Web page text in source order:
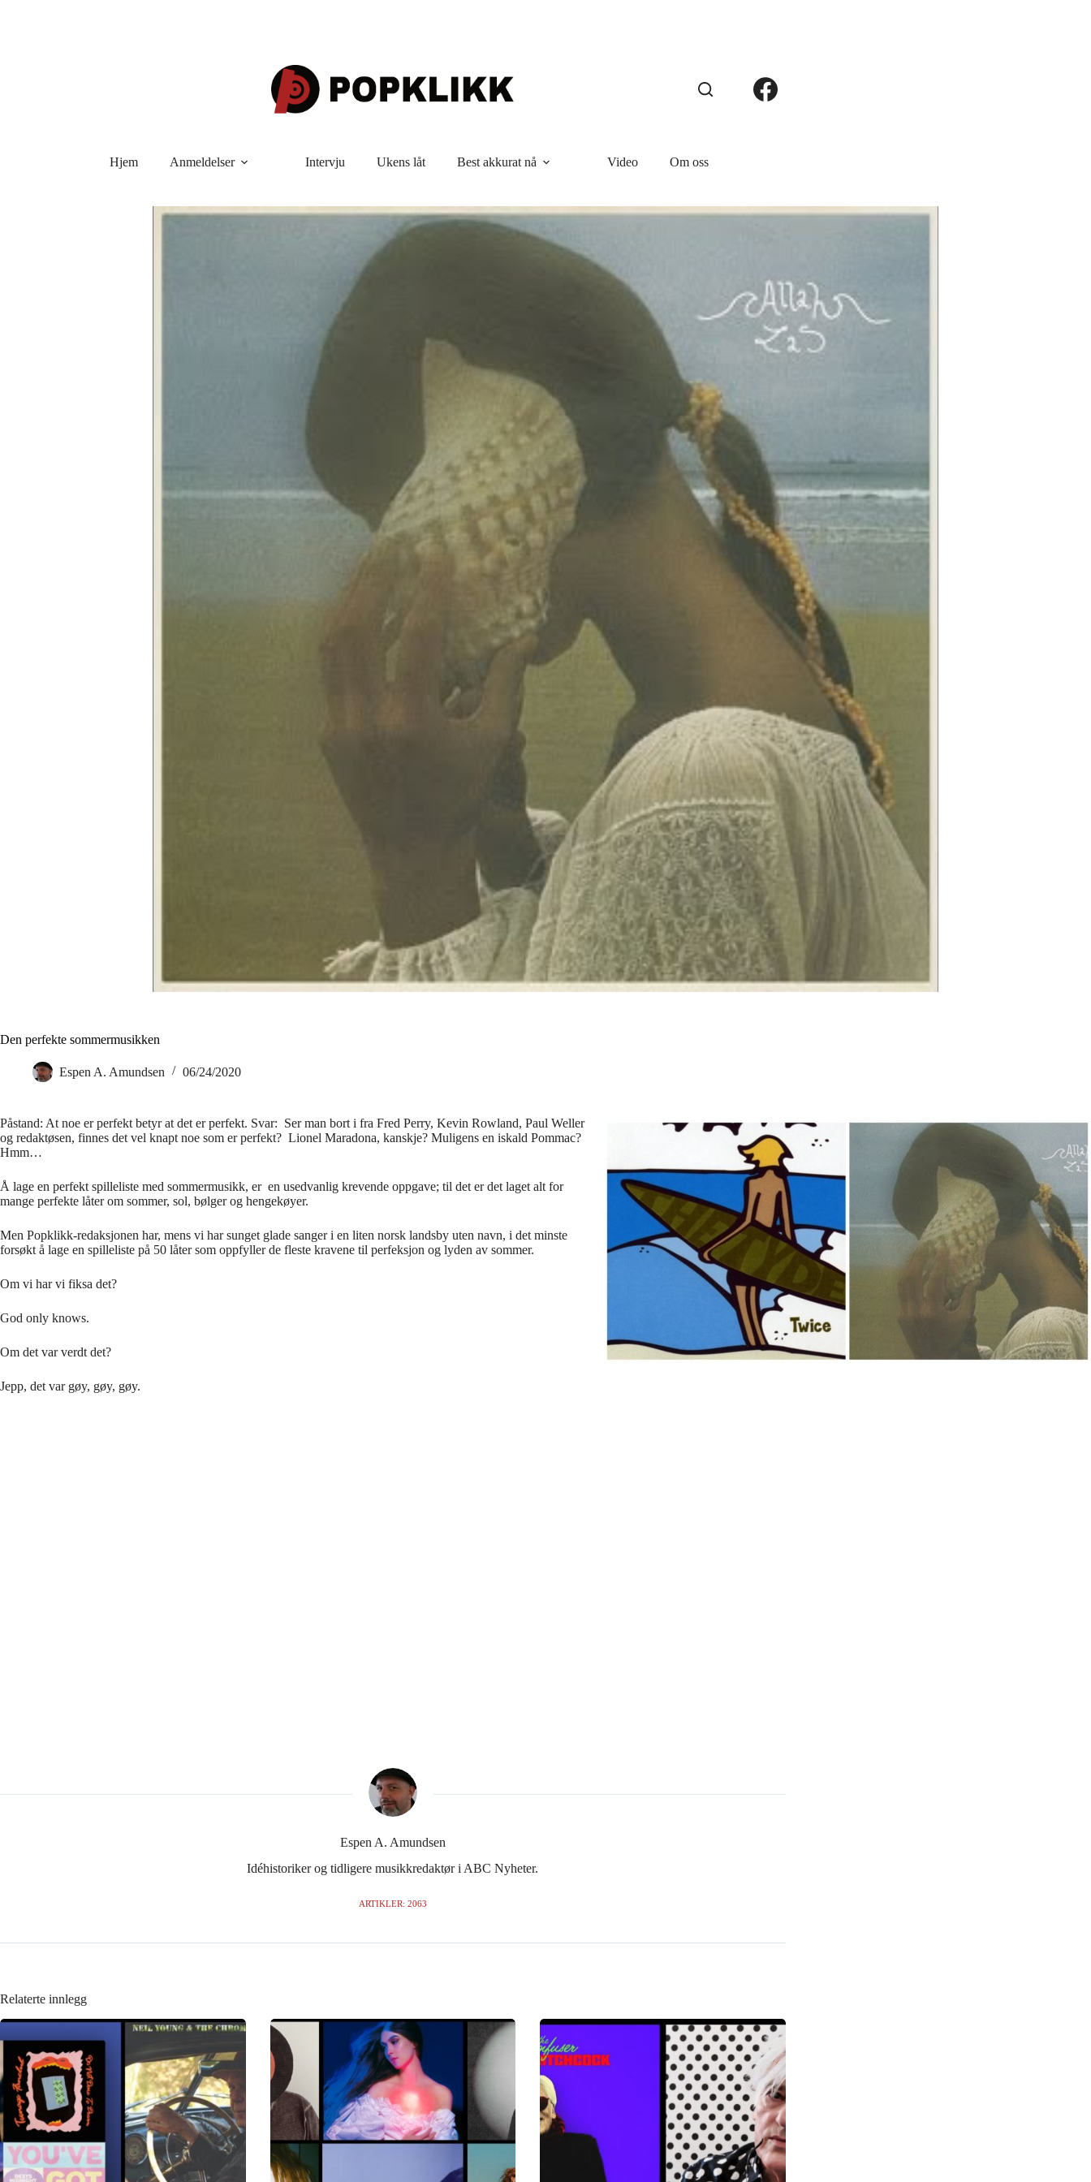
Hjem Anmeldelser Intervju Ukens låt Best akkurat nå Video Om oss
Den perfekte sommermusikken
Espen A. Amundsen 06/24/2020
Påstand: At noe er perfekt betyr at det er perfekt. Svar: Ser man bort i fra Fred Perry, Kevin Rowland, Paul Weller
og redaktøsen, finnes det vel knapt noe som er perfekt? Lionel Maradona, kanskje? Muligens en iskald Pommac?
Hmm…
Å lage en perfekt spilleliste med sommermusikk, er en usedvanlig krevende oppgave; til det er det laget alt for
mange perfekte låter om sommer, sol, bølger og hengekøyer.
Men Popklikk-redaksjonen har, mens vi har sunget glade sanger i en liten norsk landsby uten navn, i det minste
forsøkt å lage en spilleliste på 50 låter som oppfyller de fleste kravene til perfeksjon og lyden av sommer.
Om vi har vi fiksa det?
God only knows.
Om det var verdt det?
Jepp, det var gøy, gøy, gøy.
Espen A. Amundsen
Idéhistoriker og tidligere musikkredaktør i ABC Nyheter.
ARTIKLER: 2063
Relaterte innlegg